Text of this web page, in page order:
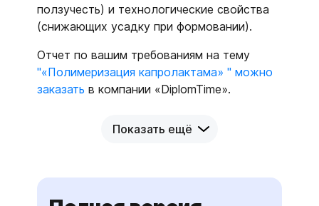
ползучесть) и технологические свойства
(снижающих усадку при формовании).
Отчет по вашим требованиям на тему
"«Полимеризация капролактама» " можно
заказать в компании «DiplomTime».
Показать ещё